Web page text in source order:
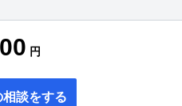
円
談をする